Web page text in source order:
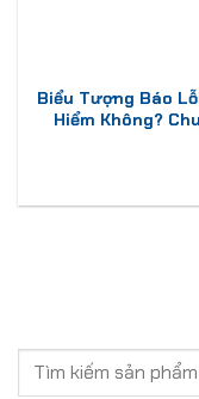
Biểu Tượng Báo
Hiểm Không?